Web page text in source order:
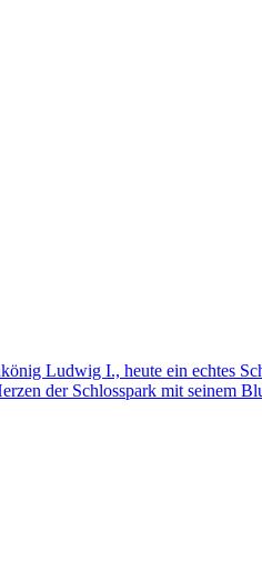
Ludwig I., heute ein echtes
der Schlosspark mit seinem